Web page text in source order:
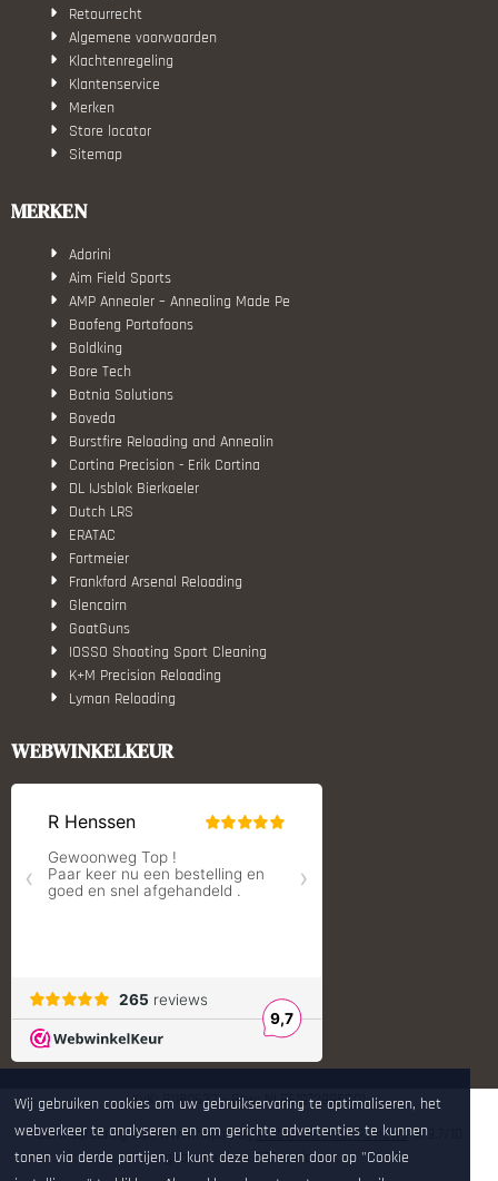
Retourrecht
Algemene voorwaarden
Klachtenregeling
Klantenservice
Merken
Store locator
Sitemap
MERKEN
Adorini
Aim Field Sports
AMP Annealer – Annealing Made Pe
Baofeng Portofoons
Boldking
Bore Tech
Botnia Solutions
Boveda
Burstfire Reloading and Annealin
Cortina Precision - Erik Cortina
DL IJsblok Bierkoeler
Dutch LRS
ERATAC
Fortmeier
Frankford Arsenal Reloading
Glencairn
GoatGuns
IOSSO Shooting Sport Cleaning
K+M Precision Reloading
Lyman Reloading
Monstrum Tactical
S.T. Dupont
Shooters Global
Shooting Technology - Reloading
Tier One Bipods
True Flite
Ugly Reloading - Derraco Enginee
Vortex Optics
Zippo
WEBWINKELKEUR
KvK: 81180632 - Btw: NL861972995B01
De waardering van www.hop.nl bijWebwinkelKeur Reviewsis 9.7/10
gebaseerd op 265 reviews.
Wij gebruiken cookies om uw gebruikservaring te optimaliseren, het
webverkeer te analyseren en om gerichte advertenties te kunnen
tonen via derde partijen. U kunt deze beheren door op "Cookie